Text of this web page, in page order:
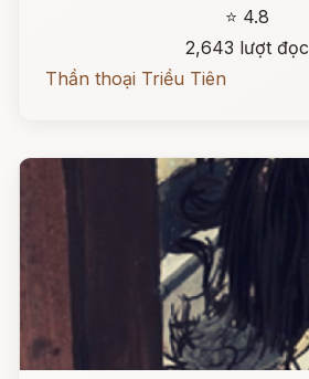
⭐ 4.8
2,643 lượt đọc
Thần thoại Triều Tiên